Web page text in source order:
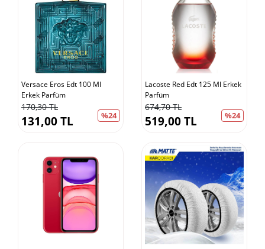
Versace Eros Edt 100 Ml
Erkek Parfüm
170,30 TL
%24
131,00 TL
Lacoste Red Edt 125 Ml Erkek
Parfüm
674,70 TL
%24
519,00 TL